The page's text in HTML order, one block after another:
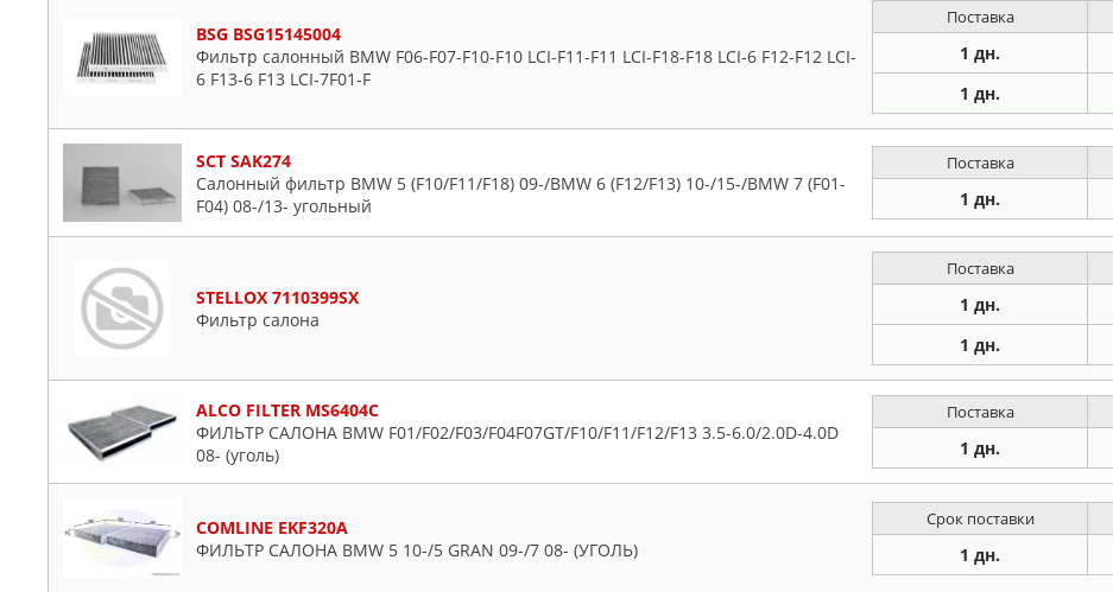
BSG BSG15145004
Фильтр салонный BMW F06-F07-F10-F10 LCI-F11-F11 LCI-F18-F18 LCI-6 F12-F12 LCI-
6 F13-6 F13 LCI-7F01-F
Поставка
1 дн.
1 дн.
SCT SAK274
Салонный фильтр BMW 5 (F10/F11/F18) 09-/BMW 6 (F12/F13) 10-/15-/BMW 7 (F01-
F04) 08-/13- угольный
Поставка
1 дн.
STELLOX 7110399SX
Фильтр салона
Поставка
1 дн.
1 дн.
ALCO FILTER MS6404C
ФИЛЬТР САЛОНА BMW F01/F02/F03/F04F07GT/F10/F11/F12/F13 3.5-6.0/2.0D-4.0D
08- (уголь)
Поставка
1 дн.
COMLINE EKF320A
ФИЛЬТР САЛОНА BMW 5 10-/5 GRAN 09-/7 08- (УГОЛЬ)
Срок поставки
1 дн.